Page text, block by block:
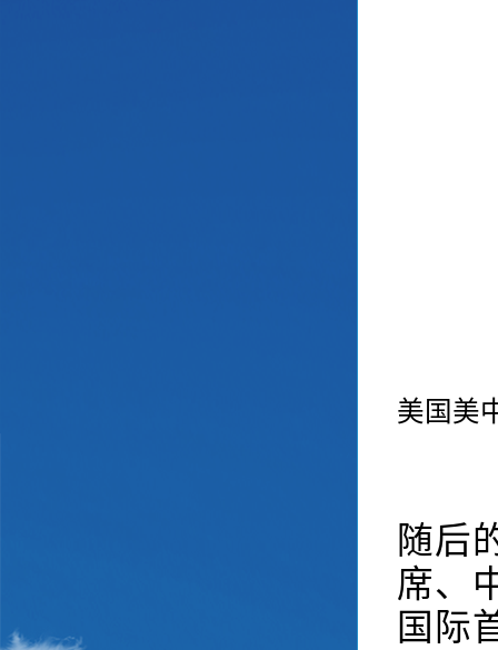
美国美
随后
席、
国际